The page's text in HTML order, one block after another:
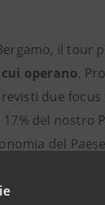
il tour
operano.
due
del nostro
del
gli effetti
orientata